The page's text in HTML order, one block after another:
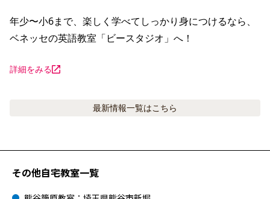
年少〜小6まで、楽しく学べてしっかり身につけるなら、
ベネッセの英語教室「ビースタジオ」へ！
詳細をみる
最新情報一覧はこちら
その他自宅教室一覧